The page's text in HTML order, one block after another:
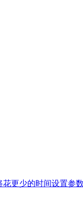
更少的时间设置参